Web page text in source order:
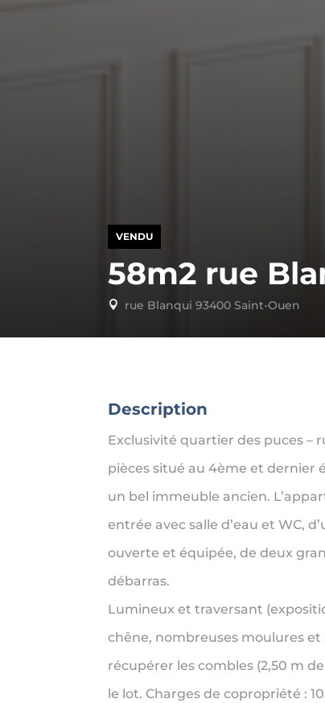
VENDU
58m2 rue
 rue Blanqui 93400 Saint-Ouen
Description
Exclusivité quartier des puces –
pièces situé au 4ème et dernier
un bel immeuble ancien.
entrée avec salle d’eau et WC,
ouverte et équipée, de deux
débarras.
Lumineux et traversant
chêne, nombreuses moulures et
récupérer les combles (2,50 m
le lot. Charges de copropriété :